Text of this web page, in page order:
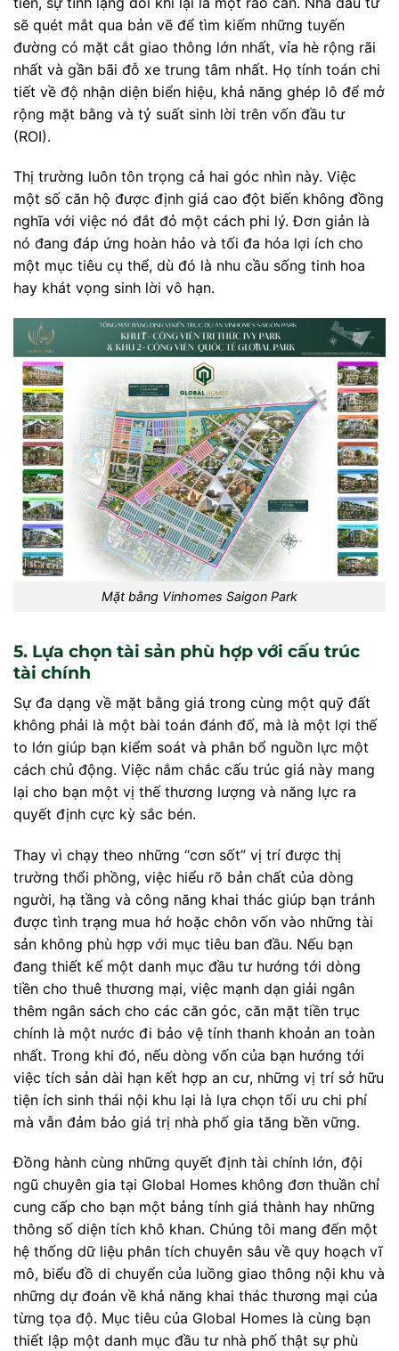
sẽ quét mắt qua bản vẽ để tìm kiếm những tuyến
đường có mặt cắt giao thông lớn nhất, vỉa hè rộng rãi
nhất và gần bãi đỗ xe trung tâm nhất. Họ tính toán chi
tiết về độ nhận diện biển hiệu, khả năng ghép lô để mở
rộng mặt bằng và tỷ suất sinh lời trên vốn đầu tư
(ROI).
Thị trường luôn tôn trọng cả hai góc nhìn này. Việc
một số căn hộ được định giá cao đột biến không đồng
nghĩa với việc nó đắt đỏ một cách phi lý. Đơn giản là
nó đang đáp ứng hoàn hảo và tối đa hóa lợi ích cho
một mục tiêu cụ thể, dù đó là nhu cầu sống tinh hoa
hay khát vọng sinh lời vô hạn.
Mặt bằng Vinhomes Saigon Park
5. Lựa chọn tài sản phù hợp với cấu trúc
tài chính
Sự đa dạng về mặt bằng giá trong cùng một quỹ đất
không phải là một bài toán đánh đố, mà là một lợi thế
to lớn giúp bạn kiểm soát và phân bổ nguồn lực một
cách chủ động. Việc nắm chắc cấu trúc giá này mang
lại cho bạn một vị thế thương lượng và năng lực ra
quyết định cực kỳ sắc bén.
Thay vì chạy theo những “cơn sốt” vị trí được thị
trường thổi phồng, việc hiểu rõ bản chất của dòng
người, hạ tầng và công năng khai thác giúp bạn tránh
được tình trạng mua hớ hoặc chôn vốn vào những tài
sản không phù hợp với mục tiêu ban đầu. Nếu bạn
đang thiết kế một danh mục đầu tư hướng tới dòng
tiền cho thuê thương mại, việc mạnh dạn giải ngân
thêm ngân sách cho các căn góc, căn mặt tiền trục
chính là một nước đi bảo vệ tính thanh khoản an toàn
nhất. Trong khi đó, nếu dòng vốn của bạn hướng tới
việc tích sản dài hạn kết hợp an cư, những vị trí sở hữu
tiện ích sinh thái nội khu lại là lựa chọn tối ưu chi phí
mà vẫn đảm bảo giá trị nhà phố gia tăng bền vững.
Đồng hành cùng những quyết định tài chính lớn, đội
ngũ chuyên gia tại Global Homes không đơn thuần chỉ
cung cấp cho bạn một bảng tính giá thành hay những
thông số diện tích khô khan. Chúng tôi mang đến một
hệ thống dữ liệu phân tích chuyên sâu về quy hoạch vĩ
mô, biểu đồ di chuyển của luồng giao thông nội khu và
những dự đoán về khả năng khai thác thương mại của
từng tọa độ. Mục tiêu của Global Homes là cùng bạn
thiết lập một danh mục đầu tư nhà phố thật sự phù